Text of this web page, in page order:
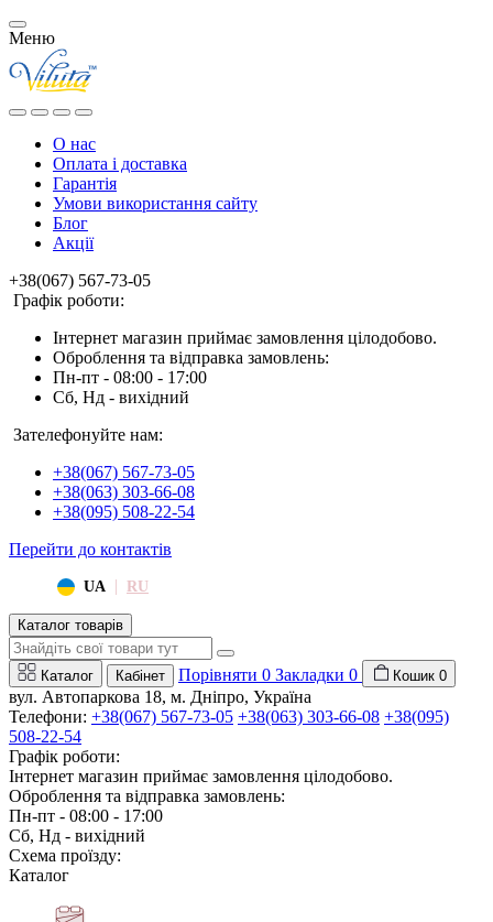
Меню
О нас
Оплата і доставка
Гарантія
Умови використання сайту
Блог
Акції
+38(067) 567-73-05
Графік роботи:
Інтернет магазин приймає замовлення цілодобово.
Оброблення та відправка замовлень:
Пн-пт - 08:00 - 17:00
Сб, Нд - вихідний
Зателефонуйте нам:
+38(067) 567-73-05
+38(063) 303-66-08
+38(095) 508-22-54
Перейти до контактів
UA | RU
Каталог товарів
Каталог Кабінет Порівняти 0 Закладки 0 Кошик 0
вул. Автопаркова 18, м. Дніпро, Україна
Телефони: +38(067) 567-73-05 +38(063) 303-66-08 +38(095)
508-22-54
Графік роботи:
Інтернет магазин приймає замовлення цілодобово.
Оброблення та відправка замовлень:
Пн-пт - 08:00 - 17:00
Сб, Нд - вихідний
Схема проїзду:
Каталог